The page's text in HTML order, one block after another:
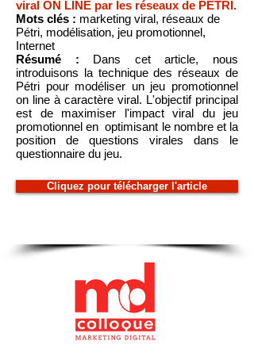
viral ON LINE par les réseaux de PETRI.
Mots clés : marketing viral, réseaux de
Pétri, modélisation, jeu promotionnel,
Internet
Résumé : Dans cet article, nous
introduisons la technique des réseaux de
Pétri pour modéliser un jeu promotionnel
on line à caractère viral. L'objectif principal
est de maximiser l'impact viral du jeu
promotionnel en optimisant le nombre et la
position de questions virales dans le
questionnaire du jeu.
Cliquez pour télécharger l'article